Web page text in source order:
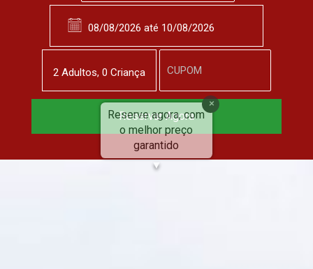
2 Adultos, 0 Criança
Reserve agora, com
o melhor preço
garantido
▼
Reservar Agora